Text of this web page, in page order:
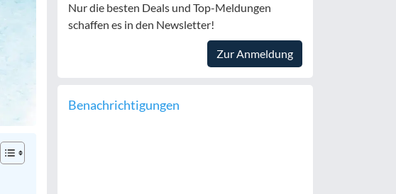
Nur die besten Deals und Top-Meldungen
schaffen es in den Newsletter!
Zur Anmeldung
Benachrichtigungen